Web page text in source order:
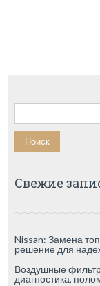
Найти:
Свежие
Nissan: Замена
решение для
Воздушные
диагностика,